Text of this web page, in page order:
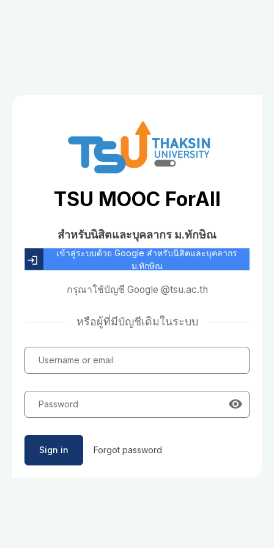
TSU MOOC ForAll
สำหรับนิสิตและบุคลากร ม.ทักษิณ
เข้าสู่ระบบด้วย Google สำหรับนิสิตและบุคลากร
ม.ทักษิณ
กรุณาใช้บัญชี Google @tsu.ac.th
หรือผู้ที่มีบัญชีเดิมในระบบ
Username or email
Password
Sign in Forgot password